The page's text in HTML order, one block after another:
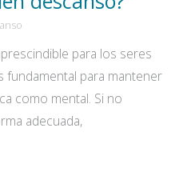
para los seres
fundamental para mantener
como mental. Si no
adecuada,